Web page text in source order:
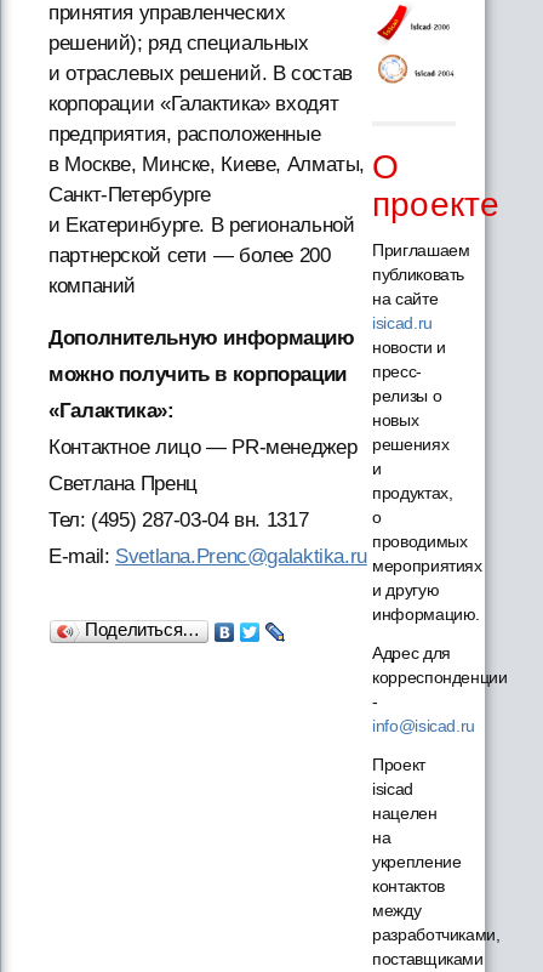
принятия управленческих
решений); ряд специальных
и отраслевых решений. В состав
корпорации «Галактика» входят
предприятия, расположенные
в Москве, Минске, Киеве, Алматы,
Санкт-Петербурге
и Екатеринбурге. В региональной
партнерской сети — более 200
компаний
Дополнительную информацию
можно получить в корпорации
«Галактика»:
Контактное лицо — PR-менеджер
Светлана Пренц
Тел: (495) 287-03-04 вн. 1317
E-mail: Svetlana.Prenc@galaktika.ru
Поделиться…
О
проекте
Приглашаем
публиковать
на сайте
isicad.ru
новости и
пресс-
релизы о
новых
решениях
и
продуктах,
о
проводимых
мероприятиях
и другую
информацию.
Адрес для
корреспонденции
-
info@isicad.ru
Проект
isicad
нацелен
на
укрепление
контактов
между
разработчиками,
поставщиками